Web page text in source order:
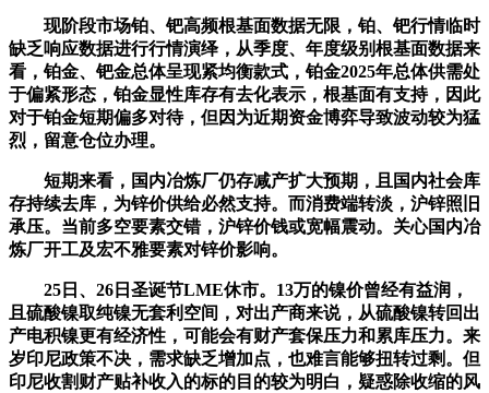
现阶段市场铂、钯高频根基面数据无限，铂、钯行情临时
缺乏响应数据进行行情演绎，从季度、年度级别根基面数据来
看，铂金、钯金总体呈现紧均衡款式，铂金2025年总体供需处
于偏紧形态，铂金显性库存有去化表示，根基面有支持，因此
对于铂金短期偏多对待，但因为近期资金博弈导致波动较为猛
烈，留意仓位办理。
短期来看，国内冶炼厂仍存减产扩大预期，且国内社会库
存持续去库，为锌价供给必然支持。而消费端转淡，沪锌照旧
承压。当前多空要素交错，沪锌价钱或宽幅震动。关心国内冶
炼厂开工及宏不雅要素对锌价影响。
25日、26日圣诞节LME休市。13万的镍价曾经有益润，
且硫酸镍取纯镍无套利空间，对出产商来说，从硫酸镍转回出
产电积镍更有经济性，可能会有财产套保压力和累库压力。来
岁印尼政策不决，需求缺乏增加点，也难言能够扭转过剩。但
印尼收割财产贴补收入的标的目的较为明白，疑惑除收缩的风